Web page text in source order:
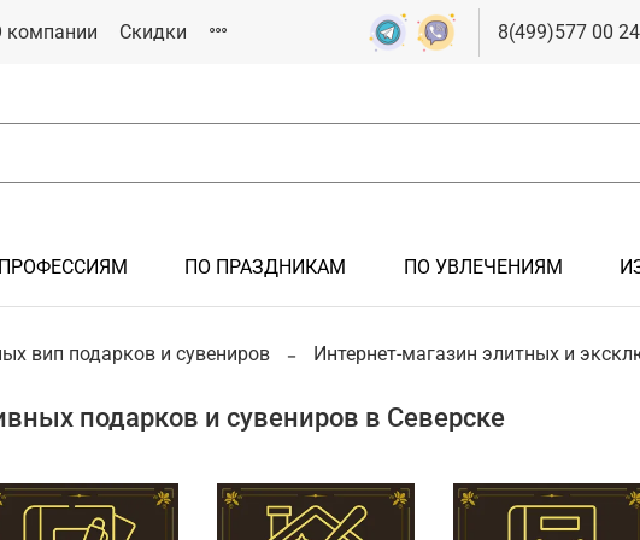
компании Скидки 8(499)577 00 24
Подарки иностранцам
Подарки на новоселье
Подарки
Подарки летчику, авиация
Подарки металлургу
Подарки нефтянику/газовику
Подарки
Подарки
Подарки
Подарки
ПО ПРАЗДНИКАМ
Подарки на 8 марта
Подарки
ПО УВЛЕЧЕНИЯМ
Подарки болельщику
Подарки
вип подарков и сувениров Интернет-магазин элитных и
подарков и сувениров в Северске